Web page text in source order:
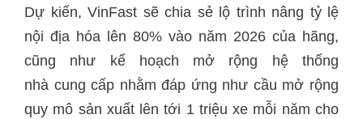
Dự kiến, VinFast sẽ chia sẻ lộ trình nâng tỷ lệ
nội địa hóa lên 80% vào năm 2026 của hãng,
cũng như kế hoạch mở rộng hệ thống
nhà cung cấp nhằm đáp ứng như cầu mở rộng
quy mô sản xuất lên tới 1 triệu xe mỗi năm cho